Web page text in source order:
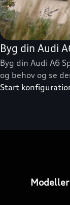
Byg din Audi
Byg din Audi A6
og behov og se
Start
Modeller